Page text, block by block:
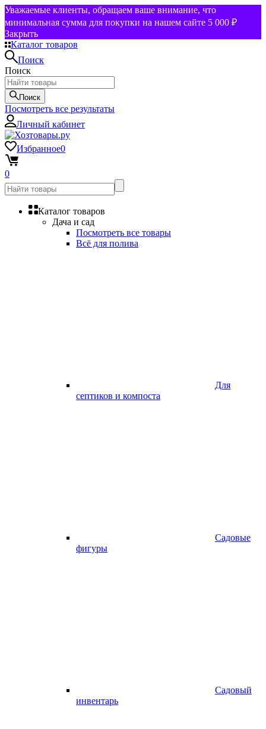
Уважаемые клиенты, обращаем ваше внимание, что
минимальная сумма для покупки на нашем сайте 5 000 ₽
Закрыть
Каталог товаров
Поиск
Поиск
Поиск
Посмотреть все результаты
Личный кабинет
Избранное0
0
Каталог товаров
Дача и сад
Посмотреть все товары
Всё для полива
Для
септиков и компоста
Садовые
фигуры
Садовый
инвентарь